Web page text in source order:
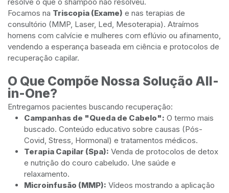
Focamos na Triscopia (Exame) e nas terapias de
consultório (MMP, Laser, Led, Mesoterapia). Atraímos
homens com calvície e mulheres com eflúvio ou afinamento,
vendendo a esperança baseada em ciência e protocolos de
recuperação capilar.
O Que Compõe Nossa Solução All-
in-One?
Entregamos pacientes buscando recuperação:
Campanhas de "Queda de Cabelo": O termo mais
buscado. Conteúdo educativo sobre causas (Pós-
Covid, Stress, Hormonal) e tratamentos médicos.
Terapia Capilar (Spa): Venda de protocolos de detox
e nutrição do couro cabeludo. Une saúde e
relaxamento.
Microinfusão (MMP): Vídeos mostrando a aplicação